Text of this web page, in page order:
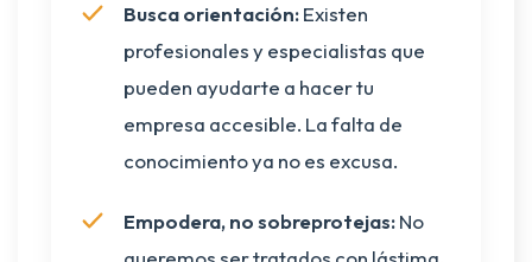
Busca orientación:Existen
profesionales y especialistas que
pueden ayudarte a hacer tu
empresa accesible. La falta de
conocimiento ya no es excusa.
Empodera, no sobreprotejas:No